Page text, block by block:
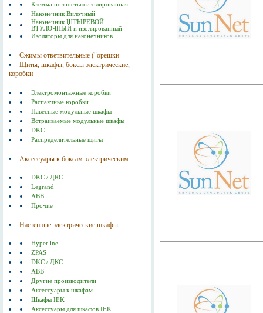
Клемма полностью изолированная
Наконечник Вилочный
Наконечник ШТЫРЕВОЙ
ВТУЛОЧНЫЙ и изолированный
Изоляторы для наконечников
Сжимы ответвительные ("орешки
Щиты, шкафы, боксы электрические,
коробки
Электромонтажные коробки
Распаячные коробки
Навесные модульные шкафы
Встраиваемые модульные шкафы
DKC
Распределительные щиты
Аксессуары к боксам электрическим
DKC / ДКС
Legrand
ABB
Прочие
Настенные электрические шкафы
Hyperline
ZPAS
DKC / ДКС
ABB
Другие производители
Аксессуары к шкафам
Шкафы IEK
Аксессуары для шкафов IEK